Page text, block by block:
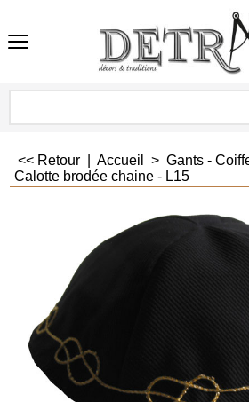
<< Retour Accueil > Gants -
Calotte brodée chaine - L15